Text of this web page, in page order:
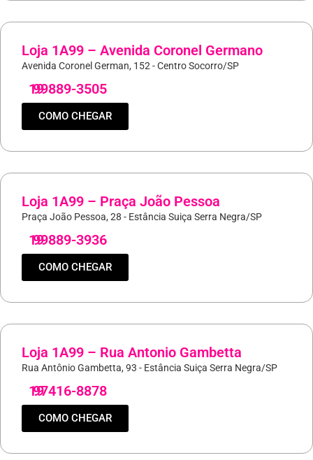
Loja 1A99 – Avenida Coronel Germano
Avenida Coronel German, 152 - Centro Socorro/SP
19
99889-3505
COMO CHEGAR
Loja 1A99 – Praça João Pessoa
Praça João Pessoa, 28 - Estância Suiça Serra Negra/SP
19
99889-3936
COMO CHEGAR
Loja 1A99 – Rua Antonio Gambetta
Rua Antônio Gambetta, 93 - Estância Suiça Serra Negra/SP
19
97416-8878
COMO CHEGAR